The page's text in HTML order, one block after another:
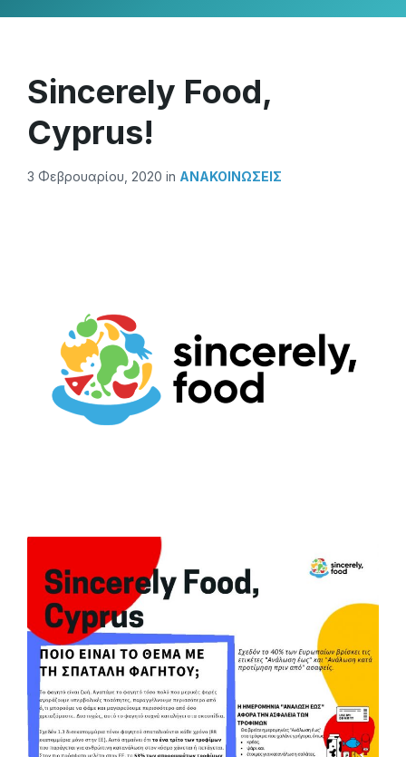
Sincerely Food,
Cyprus!
3 Φεβρουαρίου, 2020 in ΑΝΑΚΟΙΝΏΣΕΙΣ